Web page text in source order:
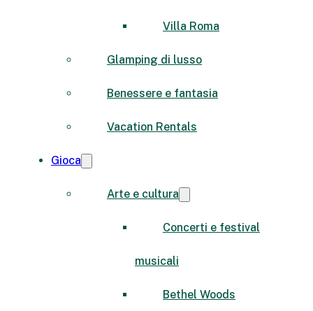
Villa Roma
Glamping di lusso
Benessere e fantasia
Vacation Rentals
Gioca
Arte e cultura
Concerti e festival
musicali
Bethel Woods